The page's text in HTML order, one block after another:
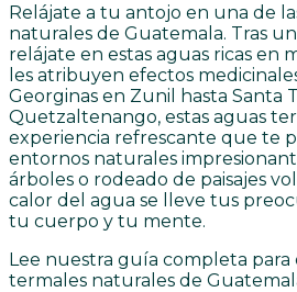
Relájate a tu antojo en una de
naturales de Guatemala. Tras
relájate en estas aguas ricas en
les atribuyen efectos
Georginas en Zunil hasta Santa
Quetzaltenango, estas aguas
experiencia refrescante que te
entornos naturales
árboles o rodeado de paisajes
calor del agua se lleve tus
tu cuerpo y tu mente.
Lee nuestra guía completa para
termales naturales de